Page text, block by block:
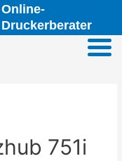
Online-
Druckerberater
751i